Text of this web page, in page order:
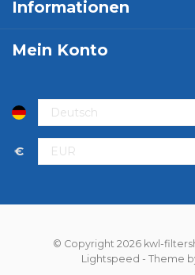
Informationen
Mein Konto
€
© Copyright 2026 kwl-
Lightspeed - Theme